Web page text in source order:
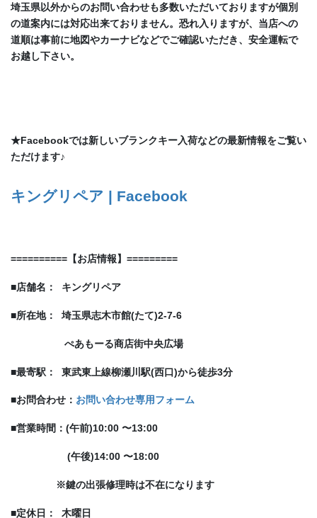
埼玉県以外からのお問い合わせも多数いただいておりますが個別
の道案内には対応出来ておりません。恐れ入りますが、当店への
道順は事前に地図やカーナビなどでご確認いただき、安全運転で
お越し下さい。
★Facebookでは新しいブランクキー入荷などの最新情報をご覧い
ただけます♪
キングリペア | Facebook
========== 【お店情報】 =========
■店舗名： キングリペア
■所在地： 埼玉県志木市館(たて)2-7-6
ぺあもーる商店街中央広場
■最寄駅： 東武東上線柳瀬川駅(西口)から徒歩3分
■お問合わせ： お問い合わせ専用フォーム
■営業時間：(午前)10:00 〜13:00
(午後)14:00 〜18:00
※鍵の出張修理時は不在になります
■定休日： 木曜日